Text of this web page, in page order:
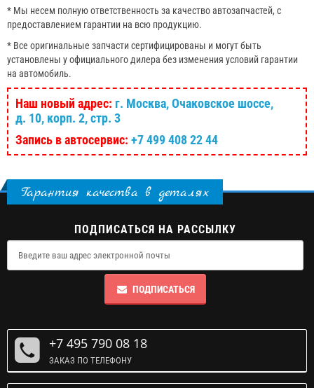
* Мы несем полную ответственность за качество автозапчастей, с
предоставлением гарантии на всю продукцию.
* Все оригинальные запчасти сертифицированы и могут быть
установлены у официального дилера без изменения условий гарантии
на автомобиль.
Наш новый адрес: г. Москва, Очаковское шоссе,
д. 10, корп. 2, стр. 3
Запись в автосервис: +7 499 408 22 44
Гарантия качества в деталях
ПОДПИСАТЬСЯ НА РАССЫЛКУ
ПОДПИСАТЬСЯ
+7 495 790 08 18
ЗАКАЗ ПО ТЕЛЕФОНУ